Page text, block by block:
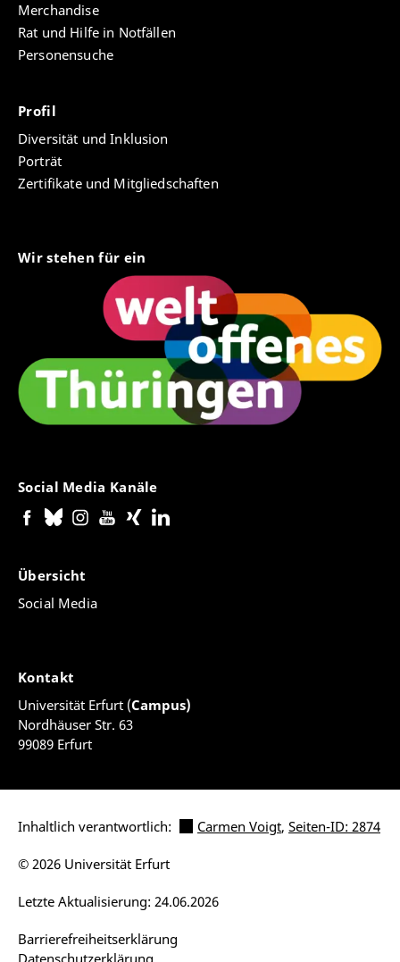
Merchandise
Rat und Hilfe in Notfällen
Personensuche
Profil
Diversität und Inklusion
Porträt
Zertifikate und Mitgliedschaften
Wir stehen für ein
Social Media Kanäle
Übersicht
Social Media
Kontakt
Universität Erfurt (Campus)
Nordhäuser Str. 63
99089 Erfurt
Inhaltlich verantwortlich: Carmen Voigt, Seiten-ID: 2874
Barrierefreiheitserklärung
Datenschutzerklärung
Letzte Aktualisierung: 24.06.2026
© 2026 Universität Erfurt